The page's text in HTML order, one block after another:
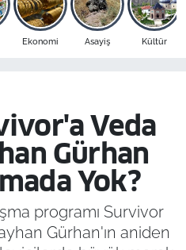
Ekonomi Asayiş Kültür
Veda
Gürhan
Yok?
programı Survivor
Gürhan'ın aniden
ve Fikstür